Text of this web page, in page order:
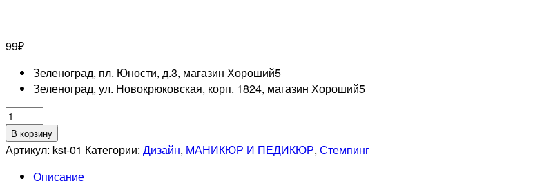
99₽
Зеленоград, пл. Юности, д.3, магазин Хороший5
Зеленоград, ул. Новокрюковская, корп. 1824, магазин Хороший5
Количество
товара
EL
Kaleidoscope
В корзину
Артикул: kst-01 Категории: Дизайн, МАНИКЮР И ПЕДИКЮР, Стемпинг
Описание